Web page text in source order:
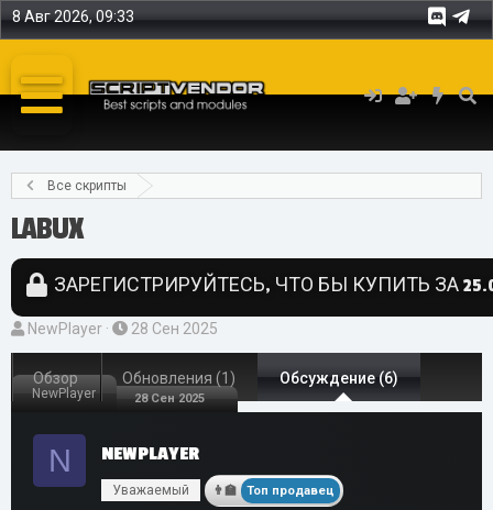
8 Авг 2026, 09:33
Все скрипты
LABUX
ЗАРЕГИСТРИРУЙТЕСЬ, ЧТО БЫ КУПИТЬ ЗА
А
в
т
о
е
NewPlayer
Д
а
т
а
а
ч
а
28 Сен 2025
Обзор Обновления (1) Обсуждение (6)
NewPlayer 28 Сен 2025
N NEWPLAYER
Уважаемый Топ продавец